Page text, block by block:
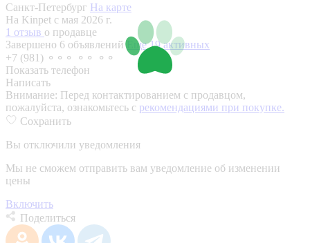
Санкт-Петербург На карте
На Kinpet c мая 2026 г.
1 отзыв о продавце
Завершено 6 объявлений Еще 19 активных
+7 (981) ⚬⚬⚬ ⚬⚬ ⚬⚬
Показать телефон
Написать
Внимание: Перед контактированием с продавцом,
пожалуйста, ознакомьтесь с рекомендациями при покупке.
Сохранить
Вы отключили уведомления
Мы не сможем отправить вам уведомление об изменении
цены
Включить
Поделиться